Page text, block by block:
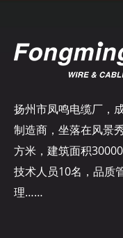
扬州市凤鸣电缆厂，
制造商，坐落在风景
方米，建筑面积
技术人员10名，品质
理……